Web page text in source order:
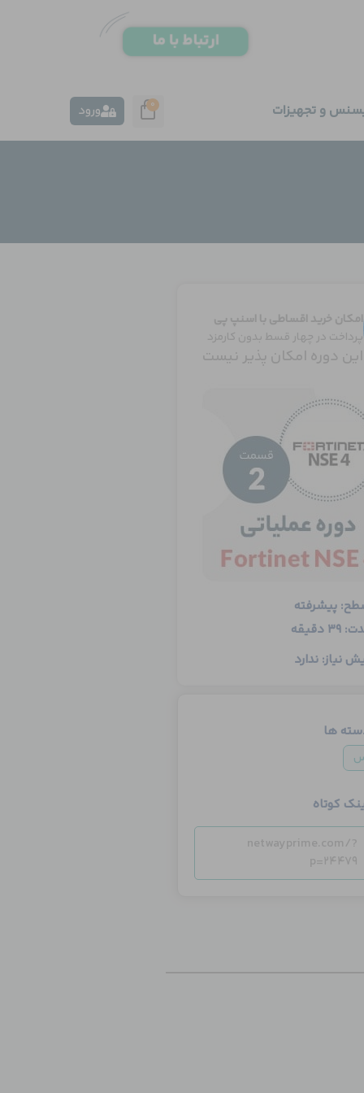
و تجهیزات 0 ورود
امکان خرید اقساطی با اسنپ پی
پرداخت در چهار قسط بدون کارمزد
دوره امکان پذیر نیست
پیشرفته
39 دقیقه
نیاز: ندارد
ها
کوتاه
netwayprime.com/?
p=24479